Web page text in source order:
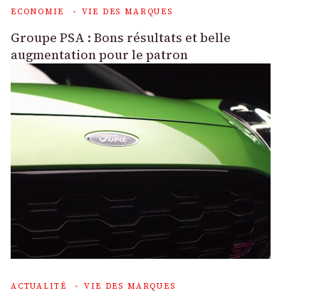
ECONOMIE VIE DES MARQUES
Groupe PSA : Bons résultats et belle
augmentation pour le patron
ACTUALITÉ VIE DES MARQUES